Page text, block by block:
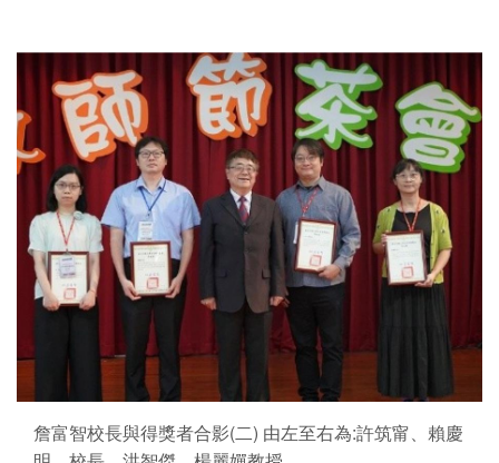
詹富智校長與得獎者合影(二) 由左至右為:許筑甯、賴慶